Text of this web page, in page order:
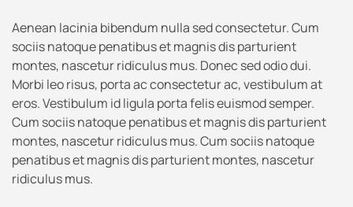
Aenean lacinia bibendum nulla sed consectetur. Cum
sociis natoque penatibus et magnis dis parturient
montes, nascetur ridiculus mus. Donec sed odio dui.
Morbi leo risus, porta ac consectetur ac, vestibulum at
eros. Vestibulum id ligula porta felis euismod semper.
Cum sociis natoque penatibus et magnis dis parturient
montes, nascetur ridiculus mus. Cum sociis natoque
penatibus et magnis dis parturient montes, nascetur
ridiculus mus.